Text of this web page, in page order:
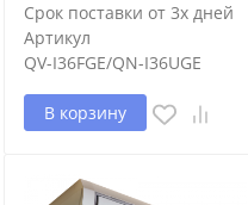
Срок поставки от 3х дней
Артикул
QV-I36FGE/QN-I36UGE
В корзину